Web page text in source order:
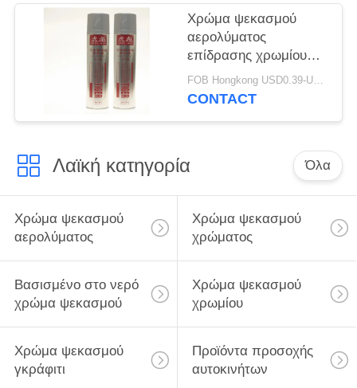
Χρώμα ψεκασμού
αερολύματος
επίδρασης χρωμίου
επισκευής
ανοξείδωτου
FOB Hongkong USD0.39-USD0.59 per piece MOQ:12000pcs/500ctns
CONTACT
Λαϊκή κατηγορία Όλα
Χρώμα ψεκασμού
αερολύματος
Χρώμα ψεκασμού
χρώματος
Βασισμένο στο νερό
χρώμα ψεκασμού
Χρώμα ψεκασμού
χρωμίου
Χρώμα ψεκασμού
γκράφιτι
Προϊόντα προσοχής
αυτοκινήτων